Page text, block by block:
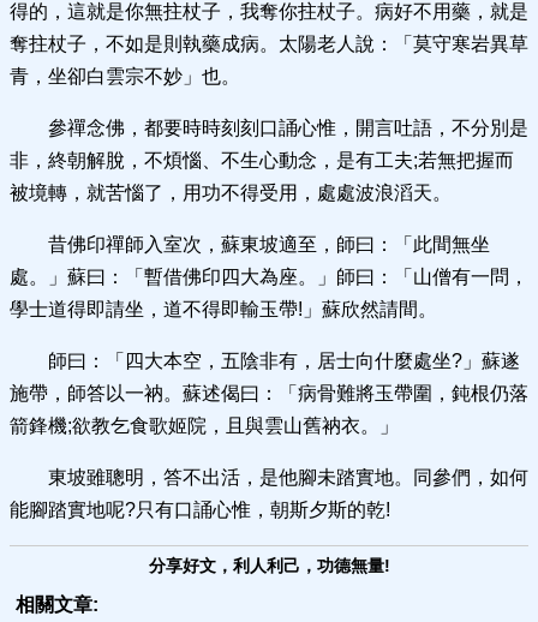
得的，這就是你無拄杖子，我奪你拄杖子。病好不用藥，就是
奪拄杖子，不如是則執藥成病。太陽老人說：「莫守寒岩異草
青，坐卻白雲宗不妙」也。
參禪念佛，都要時時刻刻口誦心惟，開言吐語，不分別是
非，終朝解脫，不煩惱、不生心動念，是有工夫;若無把握而
被境轉，就苦惱了，用功不得受用，處處波浪滔天。
昔佛印禪師入室次，蘇東坡適至，師曰：「此間無坐
處。」蘇曰：「暫借佛印四大為座。」師曰：「山僧有一問，
學士道得即請坐，道不得即輸玉帶!」蘇欣然請間。
師曰：「四大本空，五陰非有，居士向什麼處坐?」蘇遂
施帶，師答以一衲。蘇述偈曰：「病骨難將玉帶圍，鈍根仍落
箭鋒機;欲教乞食歌姬院，且與雲山舊衲衣。」
東坡雖聰明，答不出活，是他腳未踏實地。同參們，如何
能腳踏實地呢?只有口誦心惟，朝斯夕斯的乾!
分享好文，利人利己，功德無量!
相關文章: